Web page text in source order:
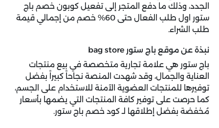
الجدد، وذلك ما دفع المتجر إلى تفعيل كوبون خصم باج
ستور اول طلب الفعال حتى 60% خصم من إجمالي قيمة
طلب الشراء.
نبذة عن موقع باج ستور bag store
باج ستور هي علامة تجارية متخصصة في بيع منتجات
العناية والجمال، وقد شهدت المنصة نجاحاً كبيراً بفضل
توفيرها للمنتجات العضوية الآمنة للاستخدام على الجسم،
كما حرصت على توفير كافة المنتجات التي يضمها بأسعار
مُخفضة بفضل إطلاقها لـ كود خصم باج ستور.